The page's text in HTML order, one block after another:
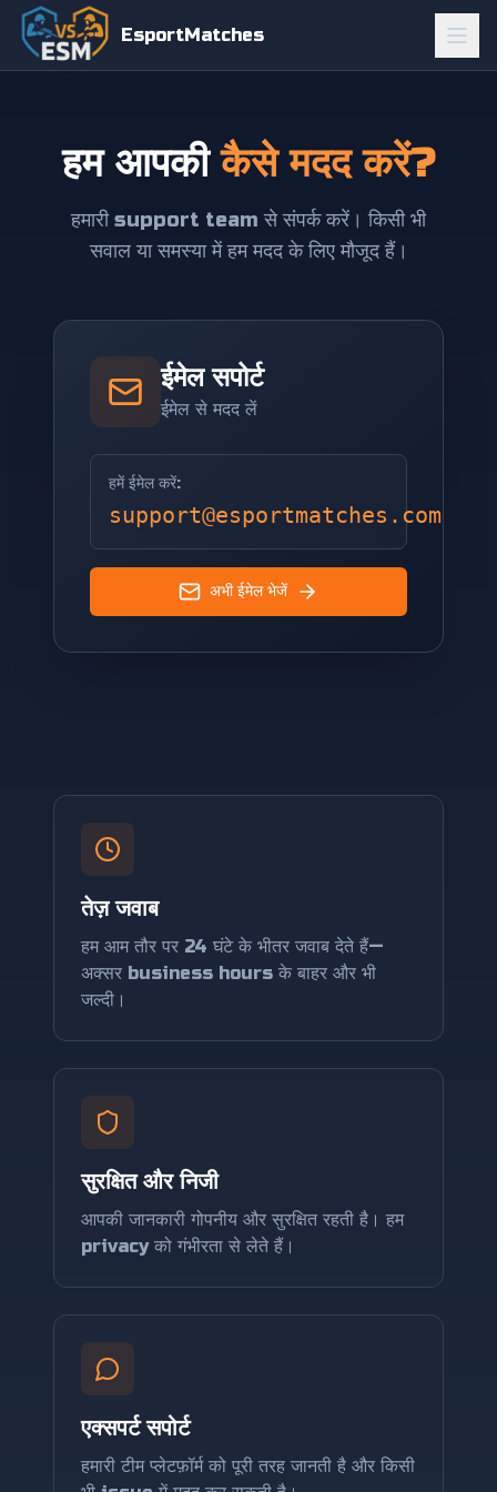
EsportMatches
हम आपकी कैसे मदद करें?
हमारी support team से संपर्क करें। किसी भी
सवाल या समस्या में हम मदद के लिए मौजूद हैं।
ईमेल सपोर्ट
ईमेल से मदद लें
हमें ईमेल करें:
support@esportmatches.com
अभी ईमेल भेजें
तेज़ जवाब
हम आम तौर पर 24 घंटे के भीतर जवाब देते हैं—
अक्सर business hours के बाहर और भी
जल्दी।
सुरक्षित और निजी
आपकी जानकारी गोपनीय और सुरक्षित रहती है। हम
privacy को गंभीरता से लेते हैं।
एक्सपर्ट सपोर्ट
हमारी टीम प्लेटफ़ॉर्म को पूरी तरह जानती है और किसी